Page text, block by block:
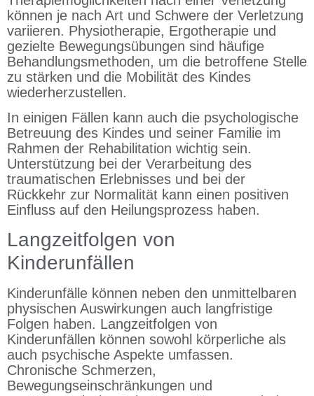
können je nach Art und Schwere der Verletzung
variieren. Physiotherapie, Ergotherapie und
gezielte Bewegungsübungen sind häufige
Behandlungsmethoden, um die betroffene Stelle
zu stärken und die Mobilität des Kindes
wiederherzustellen.
In einigen Fällen kann auch die psychologische
Betreuung des Kindes und seiner Familie im
Rahmen der Rehabilitation wichtig sein.
Unterstützung bei der Verarbeitung des
traumatischen Erlebnisses und bei der
Rückkehr zur Normalität kann einen positiven
Einfluss auf den Heilungsprozess haben.
Langzeitfolgen von
Kinderunfällen
Kinderunfälle können neben den unmittelbaren
physischen Auswirkungen auch langfristige
Folgen haben. Langzeitfolgen von
Kinderunfällen können sowohl körperliche als
auch psychische Aspekte umfassen.
Chronische Schmerzen,
Bewegungseinschränkungen und